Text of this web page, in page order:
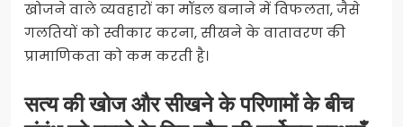
खोजने वाले व्यवहारों का मॉडल बनाने में विफलता, जैसे
गलतियों को स्वीकार करना, सीखने के वातावरण की
प्रामाणिकता को कम करती है।
सत्य की खोज और सीखने के परिणामों के बीच